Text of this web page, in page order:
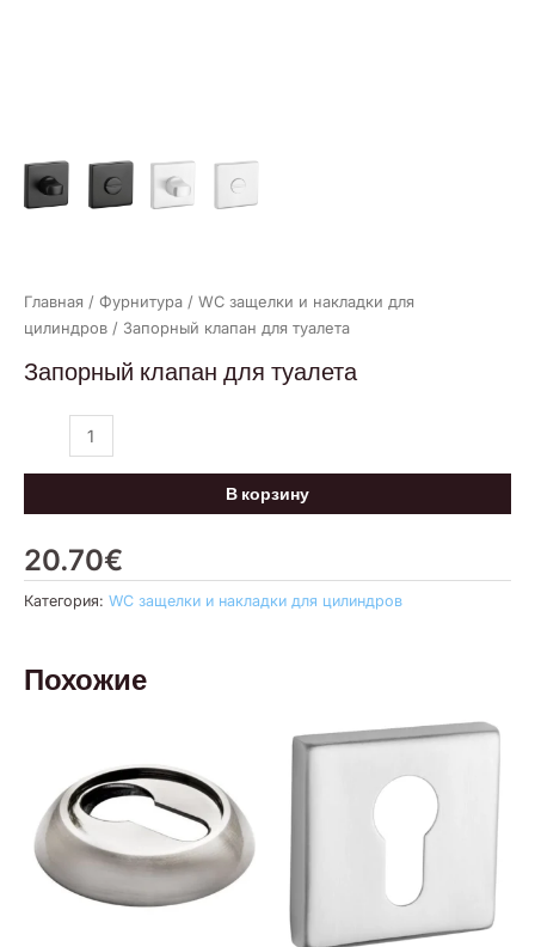
Главная / Фурнитура / WC защелки и накладки для
цилиндров / Запорный клапан для туалета
Запорный клапан для туалета
20.70€
В корзину
Категория: WC защелки и накладки для цилиндров
Похожие